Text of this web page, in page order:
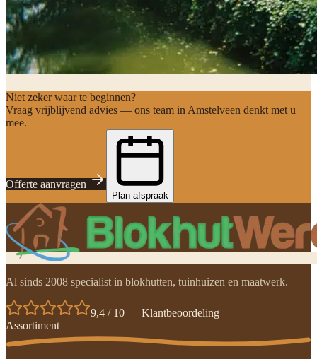
Niet zeker waar te beginnen?
Vraag vrijblijvend advies — ons team in Amstelveen denkt met u
mee.
Offerte aanvragen
Plan afspraak
Al sinds 2008 specialist in blokhutten, tuinhuizen en maatwerk.
9,4 / 10 — Klantbeoordeling
Assortiment